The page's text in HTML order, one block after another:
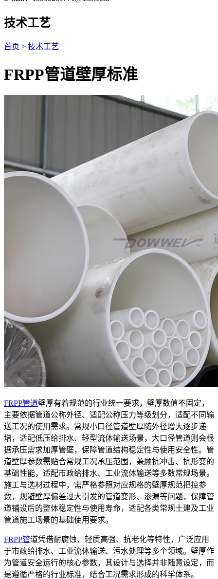
技术工艺
首页 > 技术工艺
FRPP管道壁厚标准
FRPP管道壁厚有着规范的行业统一要求，壁厚数值不固定，
主要依据管道公称外径、适配公称压力等级划分，适配不同输
送工况的使用需求。常规小口径管道壁厚随外径增大逐步递
增，适配低压给排水、轻型流体输送场景，大口径管道则会根
据承压需求加厚管壁，保障管道结构稳定性与使用安全性。管
道壁厚参数需贴合常规工况承压范围，兼顾抗冲击、抗形变的
基础性能，适配市政给排水、工业流体输送等多数常规场景。
施工与选材过程中，需严格参照对应规格的壁厚规范把控参
数，规避壁厚偏差过大引发的管道变形、渗漏等问题，保障管
道铺设后的整体稳定性与使用寿命，适配各类常规土建及工业
管道施工场景的基础使用要求。
FRPP管道凭借耐腐蚀、轻质高强、抗老化等特性，广泛应用
于市政给排水、工业流体输送、污水处理等多个领域。壁厚作
为管道安全运行的核心参数，其设计与选择并非随意设定，而
是遵循严格的行业标准，结合工况需求形成的科学体系。